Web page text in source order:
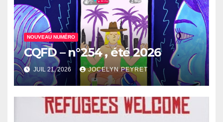
NOUVEAU NUMÉRO
CQFD – n°254 , été 2026
JUIL 21, 2026 JOCELYN PEYRET